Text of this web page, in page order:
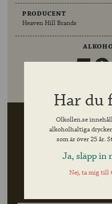
PRODUCENT
Heaven Hill Brands
Här kan du
Rittenhouse
Whisky
till ditt lokala
Flaska (700
FÅ ÖLKOLL VIA
Har du
Olkollen.se
alkoholhaltiga
som är över 25 år.
Ja, släpp in
Nej, ta mig till